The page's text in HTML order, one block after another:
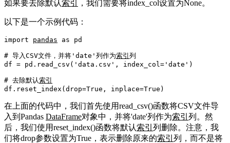
如果要去除默认索引 ，我们需要将index_col设置为None。
以下是一个示例代码：
import pandas as pd
# 导入CSV文件，并将'date'列作为索引列
df = pd.read_csv( 'data.csv' , index_col= 'date' )
# 去除默认索引
df.reset_index(drop=True , inplace=True
在上面的代码中，我们首先使用read_csv()函数将CSV文件导
入到Pandas DataFrame对象中，并将'date'列作为索引 列。然
后，我们使用reset_index()函数将默认索引 列删除。注意，我
们将drop参数设置为True，表示删除原来的索引 列，而不是将